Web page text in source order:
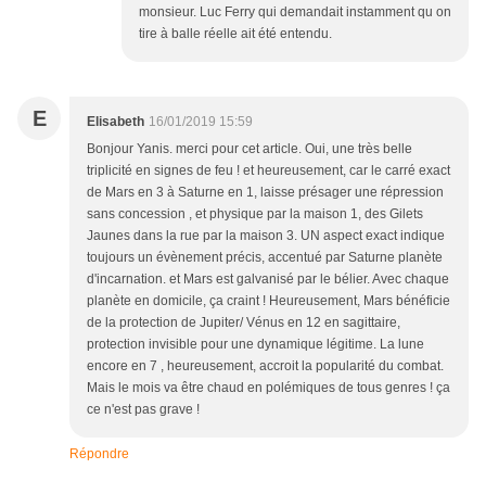
monsieur. Luc Ferry qui demandait instamment qu on
tire à balle réelle ait été entendu.
E Elisabeth 16/01/2019 15:59
Bonjour Yanis. merci pour cet article. Oui, une très belle
triplicité en signes de feu ! et heureusement, car le carré exact
de Mars en 3 à Saturne en 1, laisse présager une répression
sans concession , et physique par la maison 1, des Gilets
Jaunes dans la rue par la maison 3. UN aspect exact indique
toujours un évènement précis, accentué par Saturne planète
d'incarnation. et Mars est galvanisé par le bélier. Avec chaque
planète en domicile, ça craint ! Heureusement, Mars bénéficie
de la protection de Jupiter/ Vénus en 12 en sagittaire,
protection invisible pour une dynamique légitime. La lune
encore en 7 , heureusement, accroit la popularité du combat.
Mais le mois va être chaud en polémiques de tous genres ! ça
ce n'est pas grave !
Répondre